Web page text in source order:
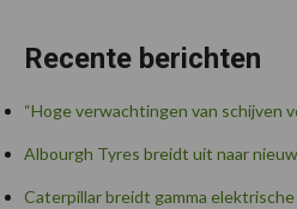
Recente berichten
“Hoge verwachtingen van schijven
Albourgh Tyres breidt uit naar
Caterpillar breidt gamma